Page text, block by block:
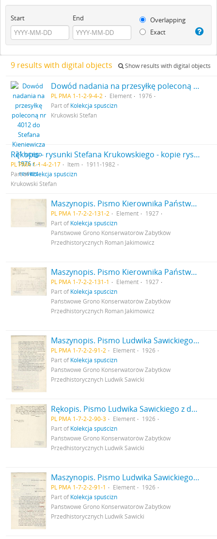
Start End
Overlapping
Exact
9 results with digital objects Show results with digital objects
Dowód nadania na przesyłkę poleconą nr 4012 do Stefana Kieniewicza 21 lutego 1976 r. - rewers
PL PMA 1-1-2-9-4-2 Element
1976
Part ofKolekcja spuścizn
Krukowski Stefan
Rękopis - rysunki Stefana Krukowskiego - kopie rysunków z publikacji J. Hamal-Nadrin et J.Servais ze stanowiska Zonhoven
PL PMA 1-1-4-2-17 Item
1911-1982
Part ofKolekcja spuścizn
Krukowski Stefan
Maszynopis. Pismo Kierownika Państwowego Grona Konserwatorów Zabytków Przedhistorycznych nr 354-IX z dn. 20 kwietnia 1927 r. do Ministerstwa Wyznań Religijnych i Oświecenia Publicznego odsyłające do ministerstwa pisemny wniosek (nr kanc. pisma 280) konserwatora M. Drewko z dn. 20 kwietnia 1927 r. o zasiłek na badania wykopaliskowe w Gródku pow. Równe w 1927 r. s. 2: strona z pieczątką Działu Dokumentacji PMA
PL PMA 1-7-2-2-131-2 Element
1927
Part ofKolekcja spuścizn
Państwowe Grono Konserwatorów Zabytków
Przedhistorycznych Roman Jakimowicz
Maszynopis. Pismo Kierownika Państwowego Grona Konserwatorów Zabytków Przedhistorycznych nr 354-IX z dn. 20 kwietnia 1927 r. do Ministerstwa Wyznań Religijnych i Oświecenia Publicznego odsyłające do ministerstwa pisemny wniosek (nr kanc. pisma 280) konserwatora M. Drewko z dn. 20 kwietnia 1927 r. o zasiłek na badania wykopaliskowe w Gródku pow. Równe w 1927 r. s. 1
PL PMA 1-7-2-2-131-1 Element
1927
Part ofKolekcja spuścizn
Państwowe Grono Konserwatorów Zabytków
Przedhistorycznych Roman Jakimowicz
Maszynopis. Pismo Ludwika Sawickiego do Ministra Robót Publicznych z dnia 25 sierpnia 1926 r. - podanie o dofinansowanie badań archeologicznych a także opisujące rezultaty dotychczasowych badań archeologicznych w Gródku pow. Równe s. 2: cd. strona z pieczątką Działu Dokumentacji PMA
PL PMA 1-7-2-2-91-2 Element
1926
Part ofKolekcja spuścizn
Państwowe Grono Konserwatorów Zabytków
Przedhistorycznych Ludwik Sawicki
Rękopis. Pismo Ludwika Sawickiego z dnia 3 września 1926 r. do Premiera RP opisujące rezultaty badań archeologicznych w Gródku pow. Równe. Pismo stanowi załącznik do pisma MWRiOP nr IVN9979/26 z dnia 22 września 1926 r. do PGKZP s. 3: cd. strona z pieczątką Działu Dokumentacji PMA
PL PMA 1-7-2-2-90-3 Element
1926
Part ofKolekcja spuścizn
Państwowe Grono Konserwatorów Zabytków
Przedhistorycznych Ludwik Sawicki
Maszynopis. Pismo Ludwika Sawickiego do Ministra Robót Publicznych z dnia 25 sierpnia 1926 r. - podanie o dofinansowanie badań archeologicznych a także opisujące rezultaty dotychczasowych badań archeologicznych w Gródku pow. Równe s. 1
PL PMA 1-7-2-2-91-1 Element
1926
Part ofKolekcja spuścizn
Państwowe Grono Konserwatorów Zabytków
Przedhistorycznych Ludwik Sawicki